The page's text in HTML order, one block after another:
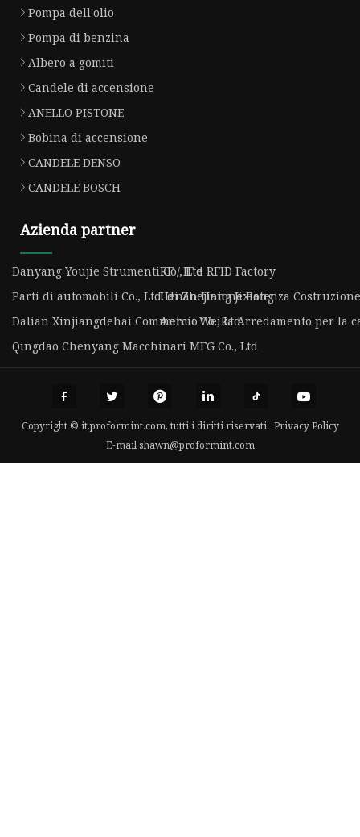
Pompa dell'olio
Pompa di benzina
Albero a gomiti
Candele di accensione
ANELLO PISTONE
Bobina di accensione
CANDELE DENSO
CANDELE BOSCH
Azienda partner
Danyang Youjie Strumenti Co., LtdRF / IF e RFID Factory
Parti di automobili Co., Ltd. di Zhejiang Jixiang
Henan Unione Potenza
Dalian Xinjiangdehai Commercio Co., Ltd.Anhui Weika Arredamento per la
Qingdao Chenyang Macchinari MFG Co., Ltd
Copyright © it.proformint.com, tutti i diritti riservati. Privacy Policy
E-mail shawn@proformint.com